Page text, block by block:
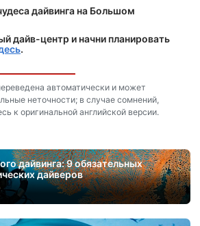
дайвинга на Большом
дайв-центр и начни планировать
.
автоматически и может
неточности; в случае сомнений,
к оригинальной английской версии.
дайвинга: 9 обязательных
дайверов